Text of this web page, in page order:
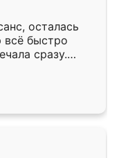
здесь.
осталась
всё быстро
сразу.
подошёл к
Собрали
даже